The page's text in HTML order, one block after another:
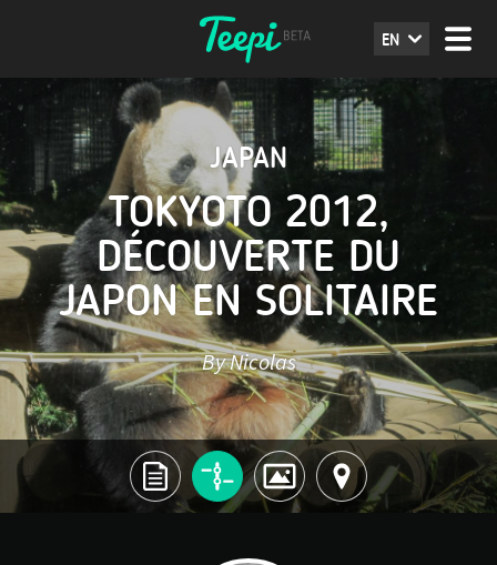
EN
JAPAN
TOKYOTO 2012,
DÉCOUVERTE DU
JAPON EN SOLITAIRE
By Nicolas